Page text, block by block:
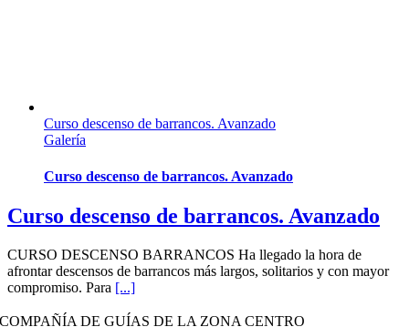
Curso descenso de barrancos. Avanzado
Galería
Curso descenso de barrancos. Avanzado
Curso descenso de barrancos. Avanzado
CURSO DESCENSO BARRANCOS Ha llegado la hora de
afrontar descensos de barrancos más largos, solitarios y con mayor
compromiso. Para [...]
COMPAÑÍA DE GUÍAS DE LA ZONA CENTRO